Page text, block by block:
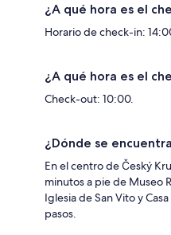
¿A qué hora es el
Horario de check-in:
¿A qué hora es el
Check-out: 10:00.
¿Dónde se
En el centro de Český
minutos a pie de Museo
Iglesia de San Vito y
pasos.